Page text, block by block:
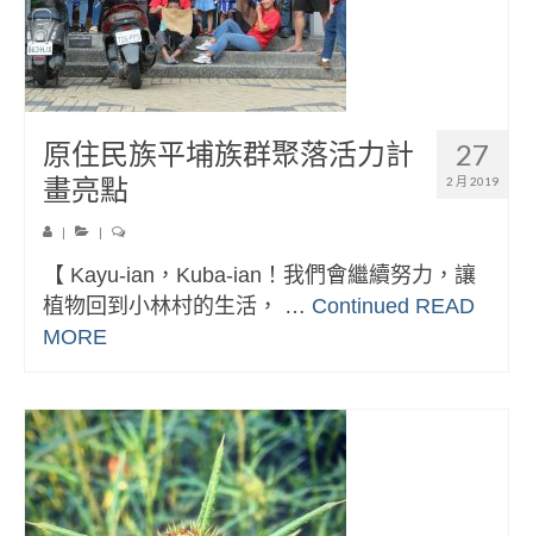
27
2 月 2019
原住民族平埔族群聚落活力計
畫亮點
| |
【 Kayu-ian，Kuba-ian！我們會繼續努力，讓
植物回到小林村的生活， … Continued READ
MORE